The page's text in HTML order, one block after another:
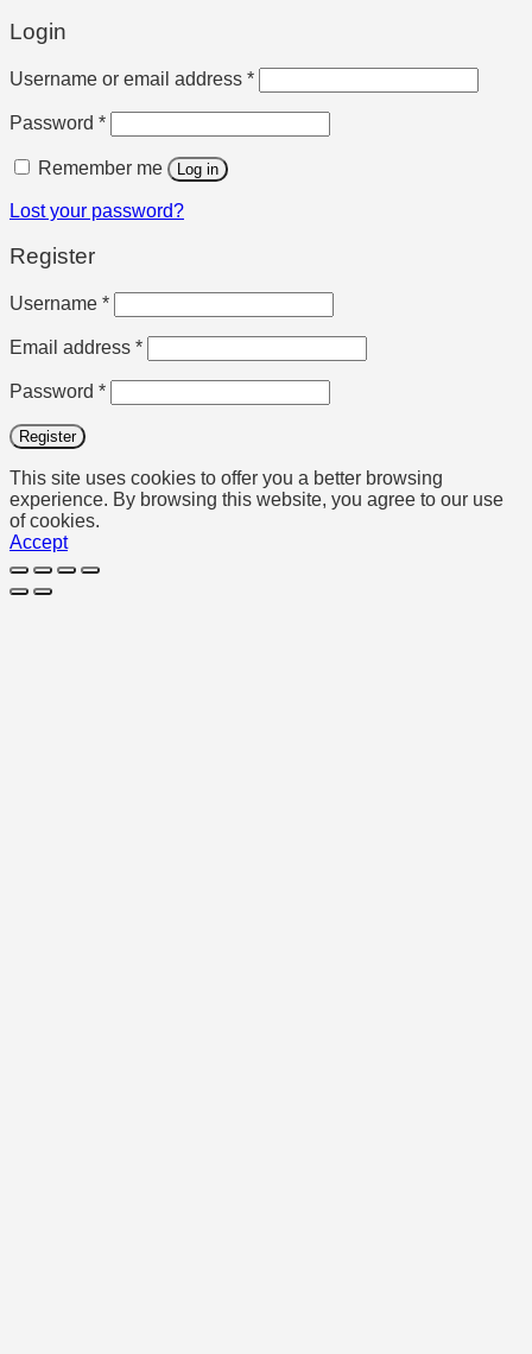
Login
Username or email address *Required
Password *Required
Remember me Log in
Lost your password?
Register
Username *Required
Email address *Required
Password *Required
Register
This site uses cookies to offer you a better browsing
experience. By browsing this website, you agree to our use
of cookies.
Accept